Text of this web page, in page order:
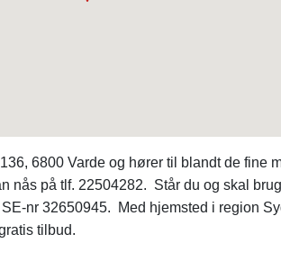
6800 Varde og hører til blandt de fine
på tlf. 22504282. Står du og skal
nr 32650945. Med hjemsted i region
tilbud.